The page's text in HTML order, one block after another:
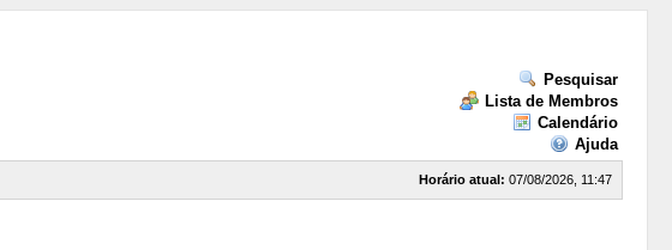
Pesquisar
Lista de Membros
Calendário
Ajuda
Horário atual: 07/08/2026, 11:47